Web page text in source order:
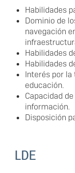
Habilidades
Dominio de
navegación
Habilidades
Habilidades
Interés por
educación.
Capacidad
información.
Disposición
LDE